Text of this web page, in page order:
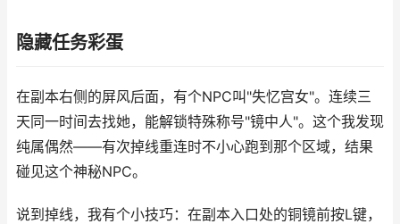
隐藏任务彩蛋
在副本右侧的屏风后面，有个NPC叫"失忆宫女"。连续三
天同一时间去找她，能解锁特殊称号"镜中人"。这个我发现
纯属偶然——有次掉线重连时不小心跑到那个区域，结果
碰见这个神秘NPC。
说到掉线，我有个小技巧：在副本入口处的铜镜前按L键，